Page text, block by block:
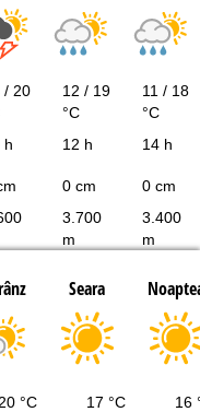
/ 20
12 / 19
°C
11 / 18
°C
h 12 h 14 h
0 cm 0 cm
3.700
m
3.400
m
Seara
20 °C 17 °C 16